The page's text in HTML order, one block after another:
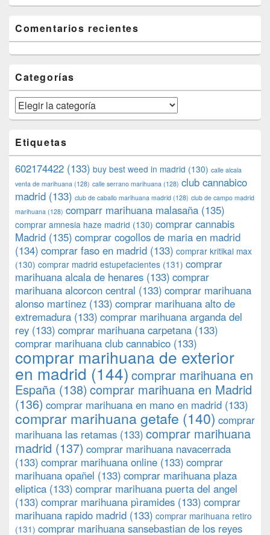
Comentarios recientes
Categorías
Categorías
Etiquetas
602174422 (133) buy best weed in madrid (130) calle alcala
venta de marihuana (128) calle serrano marihuana (128) club cannabico
madrid (133) club de caballo marihuana madrid (128) club de campo madrid
marihuana (128) comparr marihuana malasaña (135)
comprar amnesia haze madrid (130) comprar cannabis
Madrid (135) comprar cogollos de maria en madrid
(134) comprar faso en madrid (133) comprar kritikal max
(130) comprar madrid estupefacientes (131) comprar
marihuana alcala de henares (133) comprar
marihuana alcorcon central (133) comprar marihuana
alonso martinez (133) comprar marihuana alto de
extremadura (133) comprar marihuana arganda del
rey (133) comprar marihuana carpetana (133)
comprar marihuana club cannabico (133)
comprar marihuana de exterior
en madrid (144) comprar marihuana en
España (138) comprar marihuana en Madrid
(136) comprar marihuana en mano en madrid (133)
comprar marihuana getafe (140) comprar
marihuana las retamas (133) comprar marihuana
madrid (137) comprar marihuana navacerrada
(133) comprar marihuana online (133) comprar
marihuana opañel (133) comprar marihuana plaza
eliptica (133) comprar marihuana puerta del angel
(133) comprar marihuana pìramides (133) comprar
marihuana rapido madrid (133) comprar marihuana retiro
(131) comprar marihuana sansebastian de los reyes